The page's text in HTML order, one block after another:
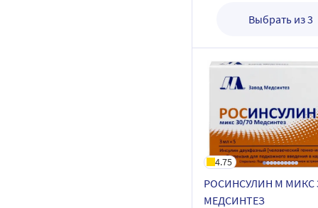
Выбрать из 3
4.75
РОСИНСУЛИН М МИКС
МЕДСИНТЕЗ